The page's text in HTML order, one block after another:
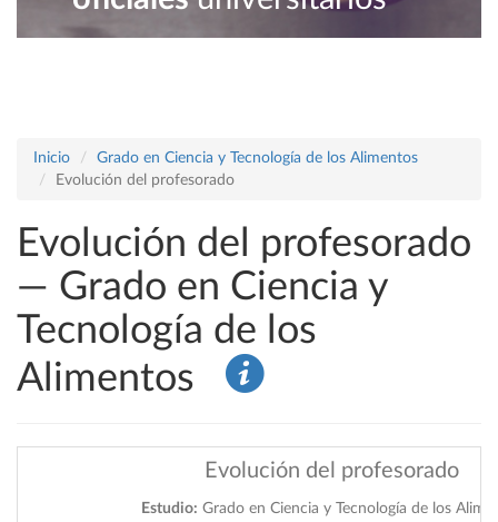
Inicio
Grado en Ciencia y Tecnología de los Alimentos
Evolución del profesorado
Evolución del profesorado
— Grado en Ciencia y
Tecnología de los
Alimentos
Evolución del profesorado
Estudio: Grado en Ciencia y Tecnología de los